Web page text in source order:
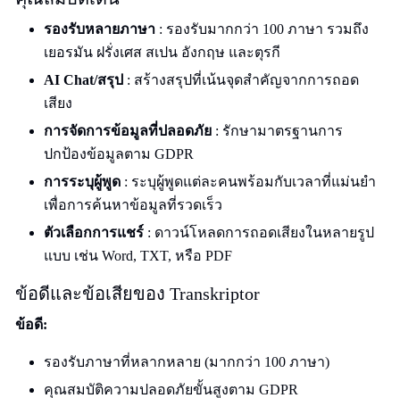
รองรับหลายภาษา : รองรับมากกว่า 100 ภาษา รวมถึง
เยอรมัน ฝรั่งเศส สเปน อังกฤษ และตุรกี
AI Chat/สรุป : สร้างสรุปที่เน้นจุดสำคัญจากการถอด
เสียง
การจัดการข้อมูลที่ปลอดภัย : รักษามาตรฐานการ
ปกป้องข้อมูลตาม GDPR
การระบุผู้พูด : ระบุผู้พูดแต่ละคนพร้อมกับเวลาที่แม่นยำ
เพื่อการค้นหาข้อมูลที่รวดเร็ว
ตัวเลือกการแชร์ : ดาวน์โหลดการถอดเสียงในหลายรูป
แบบ เช่น Word, TXT, หรือ PDF
ข้อดีและข้อเสียของ Transkriptor
ข้อดี:
รองรับภาษาที่หลากหลาย (มากกว่า 100 ภาษา)
คุณสมบัติความปลอดภัยขั้นสูงตาม GDPR